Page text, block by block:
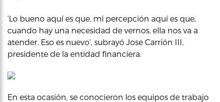
‘Lo bueno aquí es que, mi percepción aquí es que,
cuando hay una necesidad de vernos, ella nos va a
atender. Eso es nuevo’, subrayó Jose Carrión III,
presidente de la entidad financiera.
En esta ocasión, se conocieron los equipos de trabajo